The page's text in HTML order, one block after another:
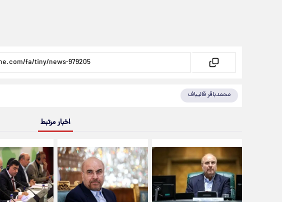
محمدباقر قالیباف
اخبار مرتبط